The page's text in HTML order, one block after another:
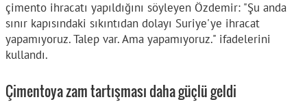
çimento ihracatı yapıldığını söyleyen Özdemir: "Şu anda
sınır kapısındaki sıkıntıdan dolayı Suriye'ye ihracat
yapamıyoruz. Talep var. Ama yapamıyoruz." ifadelerini
kullandı.
Çimentoya zam tartışması daha güçlü geldi